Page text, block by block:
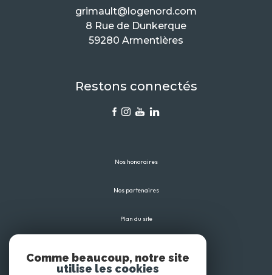
grimault@logenord.com
8 Rue de Dunkerque
59280 Armentières
Restons connectés
Nos honoraires
Nos partenaires
Plan du site
Comme beaucoup, notre site
utilise les cookies